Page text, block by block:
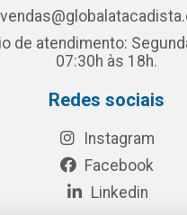
de atendimento:
07:30h às 18h.
Redes sociais
Instagram
Facebook
Linkedin